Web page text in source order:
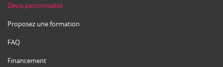
Devis personnalisé
Proposez une formation
FAQ
Financement